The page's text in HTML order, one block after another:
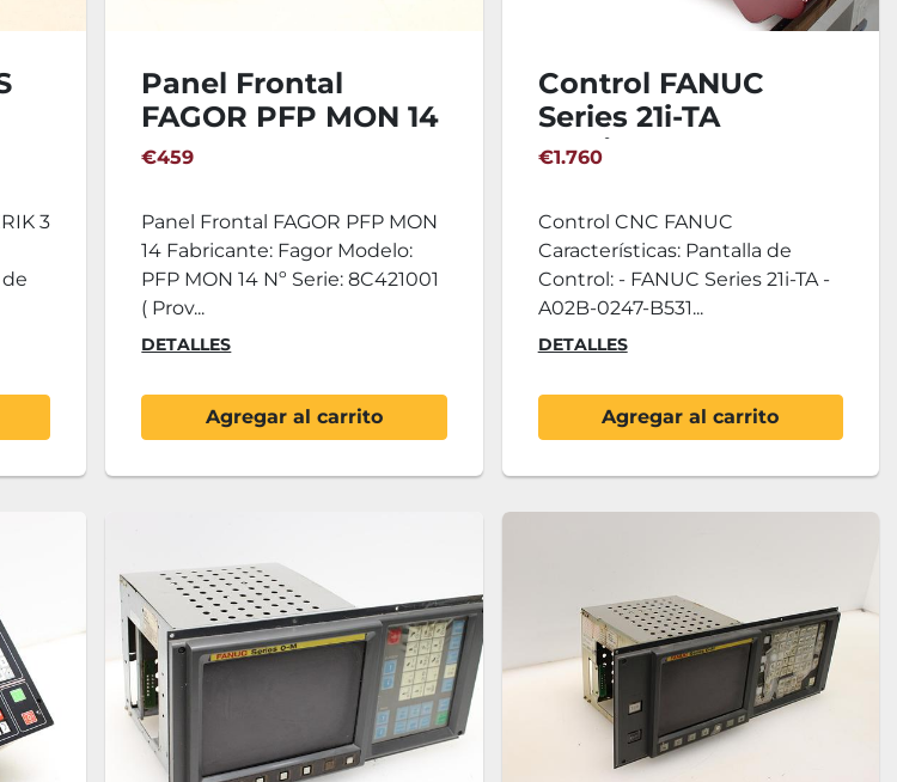
3
Panel Frontal
FAGOR PFP MON 14
€459
Panel Frontal FAGOR PFP MON
14 Fabricante: Fagor Modelo:
PFP MON 14 Nº Serie: 8C421001
( Prov...
DETALLES
Agregar al carrito
Control FANUC
Series 21i-TA
Harrison Alpha 400
€1.760
Control CNC FANUC
Características: Pantalla de
Control: - FANUC Series 21i-TA -
A02B-0247-B531...
DETALLES
Agregar al carrito